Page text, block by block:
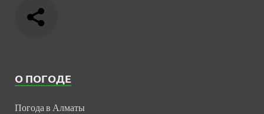
О ПОГОДЕ
Погода в Алматы